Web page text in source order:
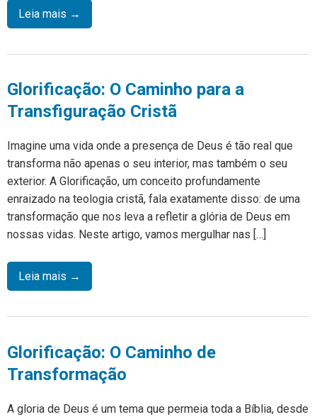
Leia mais →
Glorificação: O Caminho para a
Transfiguração Cristã
Imagine uma vida onde a presença de Deus é tão real que
transforma não apenas o seu interior, mas também o seu
exterior. A Glorificação, um conceito profundamente
enraizado na teologia cristã, fala exatamente disso: de uma
transformação que nos leva a refletir a glória de Deus em
nossas vidas. Neste artigo, vamos mergulhar nas […]
Leia mais →
Glorificação: O Caminho de
Transformação
A gloria de Deus é um tema que permeia toda a Bíblia, desde